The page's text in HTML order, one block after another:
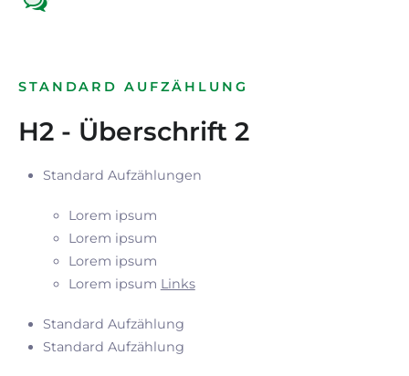
STANDARD AUFZÄHLUNG
H2 - Überschrift 2
Standard Aufzählungen
Lorem ipsum
Lorem ipsum
Lorem ipsum
Lorem ipsum Links
Standard Aufzählung
Standard Aufzählung